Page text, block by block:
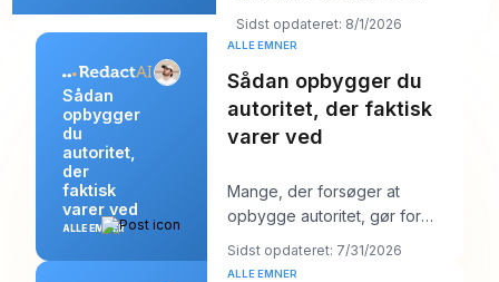
kundemøde om ti minutter og et
opslag, der burde
Sidst opdateret: 8/1/2026
Sådan
opbygger
du
autoritet,
der
faktisk
varer ved
ALLE EMNER
ALLE EMNER
Sådan opbygger du
autoritet, der faktisk
varer ved
Mange, der forsøger at
opbygge autoritet, gør for
meget af det forkerte. De
poster mere, jagter stør
Sidst opdateret: 7/31/2026
ALLE EMNER